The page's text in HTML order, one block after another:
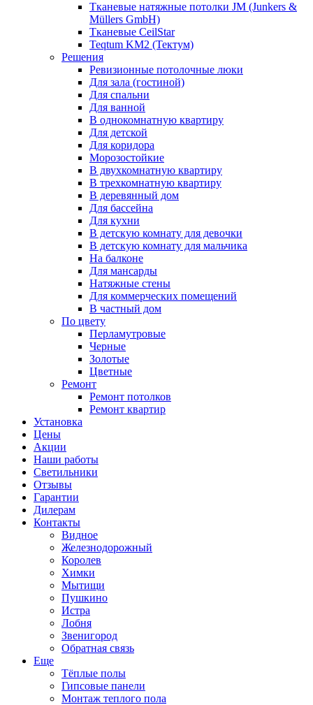
Тканевые натяжные потолки JM (Junkers &
Müllers GmbH)
Тканевые CeilStar
Teqtum KM2 (Тектум)
Решения
Ревизионные потолочные люки
Для зала (гостиной)
Для спальни
Для ванной
В однокомнатную квартиру
Для детской
Для коридора
Морозостойкие
В двухкомнатную квартиру
В трехкомнатную квартиру
В деревянный дом
Для бассейна
Для кухни
В детскую комнату для девочки
В детскую комнату для мальчика
На балконе
Для мансарды
Натяжные стены
Для коммерческих помещений
В частный дом
По цвету
Перламутровые
Черные
Золотые
Цветные
Ремонт
Ремонт потолков
Ремонт квартир
Установка
Цены
Акции
Наши работы
Светильники
Отзывы
Гарантии
Дилерам
Контакты
Видное
Железнодорожный
Королев
Химки
Мытищи
Пушкино
Истра
Лобня
Звенигород
Обратная связь
Еще
Тёплые полы
Гипсовые панели
Монтаж теплого пола